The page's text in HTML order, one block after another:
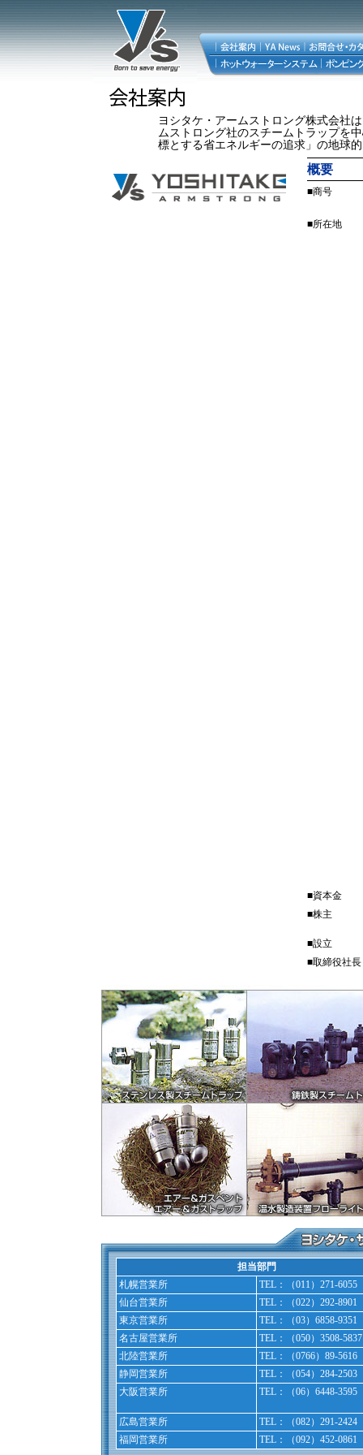
ヨシタケ・アームストロング株式会社
ムストロング社のスチームトラップを
標とする省エネルギーの追求」の地球
概要
■商号
■所在地
■資本金
■株主
■設立
■取締役社長
担当部門
札幌営業所
TEL：（011）271-6055
仙台営業所
TEL：（022）292-8901
東京営業所
TEL：（03）6858-9351
名古屋営業所
TEL：（050）3508-5837
北陸営業所
TEL：（0766）89-5616
静岡営業所
TEL：（054）284-2503
大阪営業所
TEL：（06）6448-3595
広島営業所
TEL：（082）291-2424
福岡営業所
TEL：（092）452-0861